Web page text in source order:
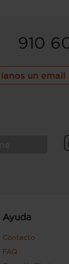
910
un email
Ayuda
Contacto
FAQ